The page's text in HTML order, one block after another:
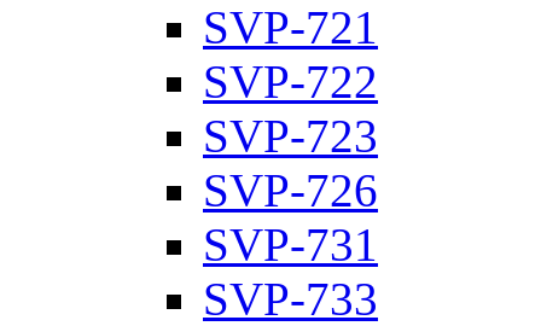
SVP-721
SVP-722
SVP-723
SVP-726
SVP-731
SVP-733